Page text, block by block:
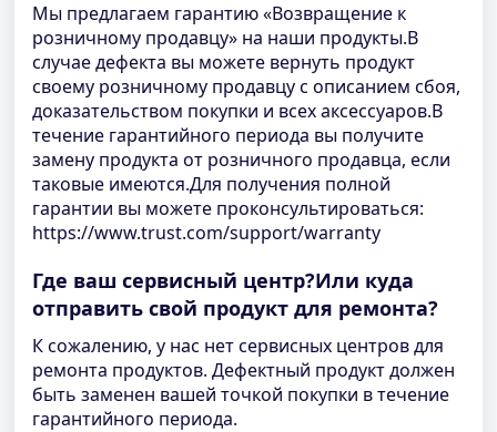
Мы предлагаем гарантию «Возвращение к
розничному продавцу» на наши продукты.В
случае дефекта вы можете вернуть продукт
своему розничному продавцу с описанием сбоя,
доказательством покупки и всех аксессуаров.В
течение гарантийного периода вы получите
замену продукта от розничного продавца, если
таковые имеются.Для получения полной
гарантии вы можете проконсультироваться:
https://www.trust.com/support/warranty
Где ваш сервисный центр?Или куда
отправить свой продукт для ремонта?
К сожалению, у нас нет сервисных центров для
ремонта продуктов. Дефектный продукт должен
быть заменен вашей точкой покупки в течение
гарантийного периода.